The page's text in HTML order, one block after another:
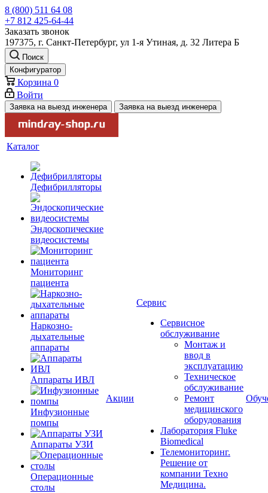
8 (800) 511 64 08
+7 812 425-64-44
Заказать звонок
197375, г. Санкт-Петербург, ул 1-я Утиная, д. 32 Литера Б
Поиск
Конфигуратор
Корзина 0
Войти
Заявка на выезд инженера Заявка на выезд инженера
Каталог
Дефибрилляторы
Эндоскопические
видеосистемы
Мониторинг
пациента
Наркозно-
дыхательные
аппараты
Аппараты ИВЛ
Инфузионные
помпы
Аппараты УЗИ
Операционные
столы
Акции
Сервис
Сервисное
обслуживание
Монтаж и
ввод в
эксплуатацию
Техническое
обслуживание
Ремонт
медицинского
оборудования
Лаборатория Fluke
Biomedical
Телемониторинг.
Решение от
компании Техно
Медицина.